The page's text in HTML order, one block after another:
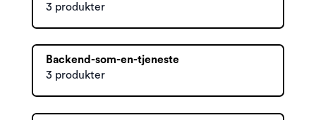
3 produkter
Backend-som-en-tjeneste
3 produkter